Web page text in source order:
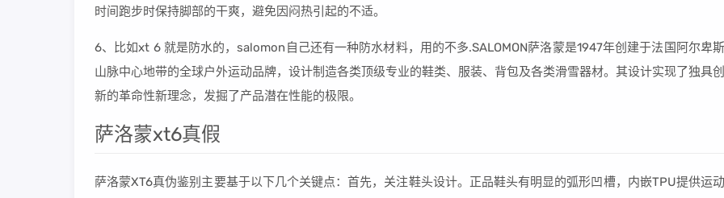
时间跑步时保持脚部的干爽，避免因闷热引起的不适。
6、比如xt 6 就是防水的，salomon自己还有一种防水材料，用的不多.SALOMON萨洛蒙是1947年创建于法国阿尔卑斯
山脉中心地带的全球户外运动品牌，设计制造各类顶级专业的鞋类、服装、背包及各类滑雪器材。其设计实现了独具创
新的革命性新理念，发掘了产品潜在性能的极限。
萨洛蒙xt6真假
萨洛蒙XT6真伪鉴别主要基于以下几个关键点：首先，关注鞋头设计。正品鞋头有明显的弧形凹槽，内嵌TPU提供运动